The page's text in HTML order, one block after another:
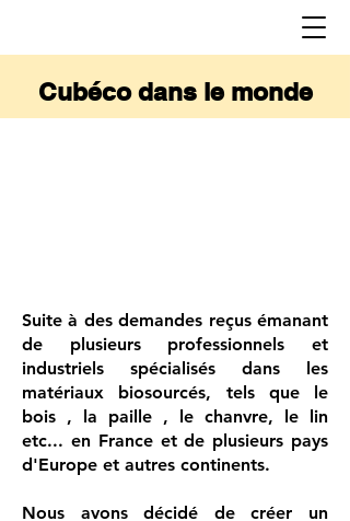
Cubéco dans le monde
Suite à des demandes reçus émanant
de plusieurs professionnels et
industriels spécialisés dans les
matériaux biosourcés, tels que le
bois , la paille , le chanvre, le lin
etc... en France et de plusieurs pays
d'Europe et autres continents.
Nous avons décidé de créer un